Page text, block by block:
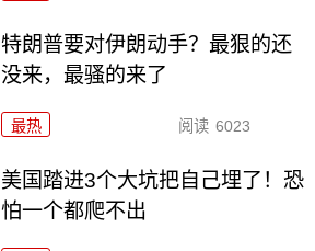
特朗普要对伊朗动手？最狠的还
没来，最骚的来了
最热 阅读 6023
美国踏进3个大坑把自己埋了！恐
怕一个都爬不出